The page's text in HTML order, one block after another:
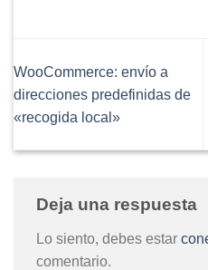
WooCommerce: envío a
direcciones predefinidas de
«recogida local»
Deja una respuesta
Lo siento, debes estar
comentario.